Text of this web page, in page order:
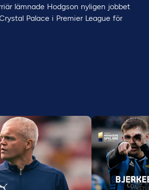
lämnade Hodgson nyligen jobbet
Palace i Premier League för